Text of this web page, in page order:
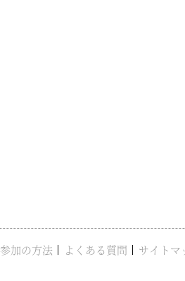
参加の方法 よくある質問 サイトマ